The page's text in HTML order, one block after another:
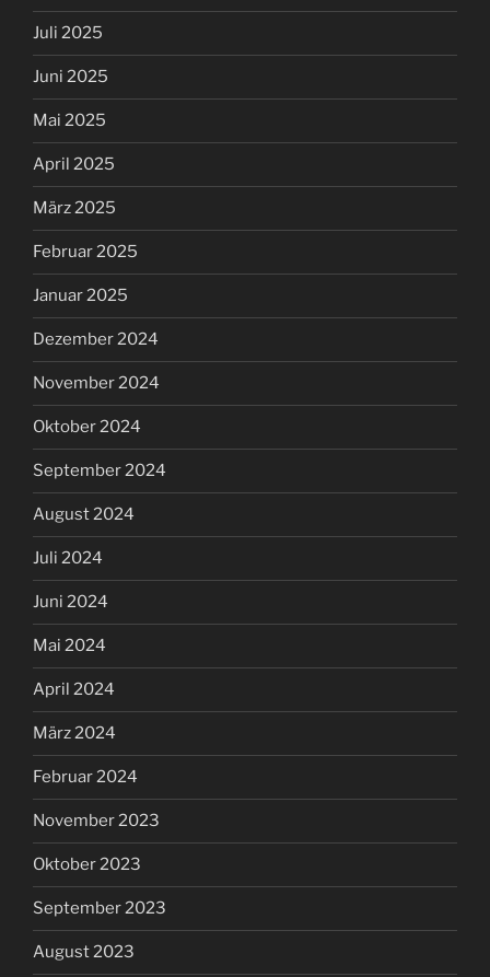
Juli 2025
Juni 2025
Mai 2025
April 2025
März 2025
Februar 2025
Januar 2025
Dezember 2024
November 2024
Oktober 2024
September 2024
August 2024
Juli 2024
Juni 2024
Mai 2024
April 2024
März 2024
Februar 2024
November 2023
Oktober 2023
September 2023
August 2023